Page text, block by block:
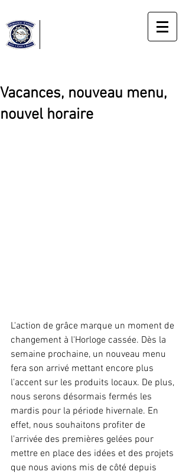
Vacances, nouveau menu,
nouvel horaire
L'action de grâce marque un moment de
changement à l'Horloge cassée. Dès la
semaine prochaine, un nouveau menu
fera son arrivé mettant encore plus
l'accent sur les produits locaux. De plus,
nous serons désormais fermés les
mardis pour la période hivernale. En
effet, nous souhaitons profiter de
l'arrivée des premières gelées pour
mettre en place des idées et des projets
que nous avions mis de côté depuis